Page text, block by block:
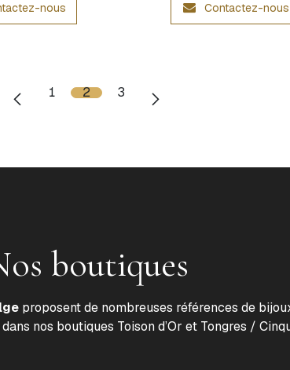
nous Contactez-nous
1 2 3
boutiques
proposent de nombreuses références de
nos boutiques Toison d’Or et Tongres /